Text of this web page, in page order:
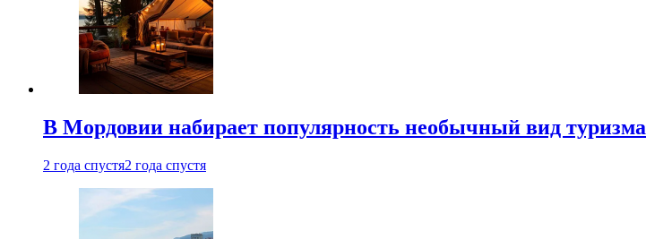
В Мордовии набирает популярность необычный вид туризма
2 года спустя2 года спустя